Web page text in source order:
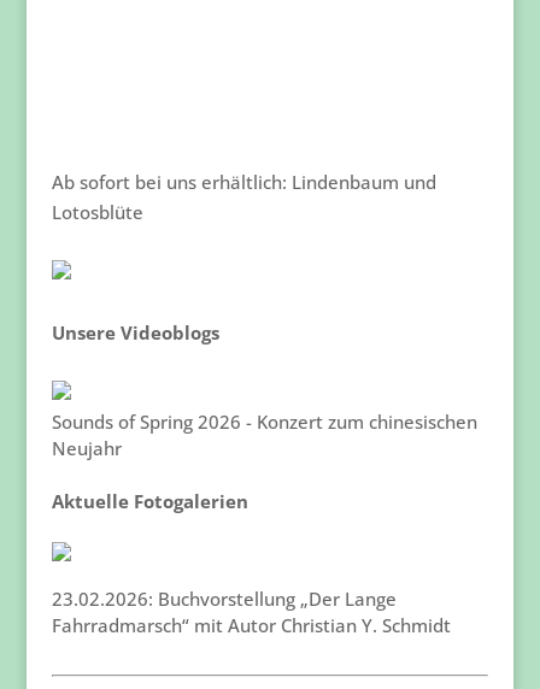
Ab sofort bei uns erhältlich: Lindenbaum und
Lotosblüte
Unsere Videoblogs
Sounds of Spring 2026 - Konzert zum chinesischen
Neujahr
Aktuelle Fotogalerien
23.02.2026: Buchvorstellung „Der Lange
Fahrradmarsch“ mit Autor Christian Y. Schmidt